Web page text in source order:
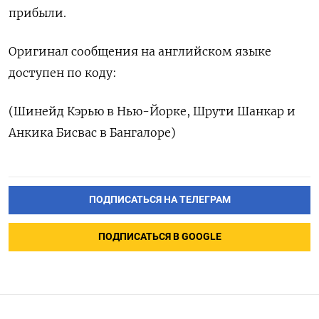
прибыли.
Оригинал сообщения на английском языке
доступен по коду:
(Шинейд Кэрью в Нью-Йорке, Шрути Шанкар и
Анкика Бисвас в Бангалоре)
ПОДПИСАТЬСЯ НА ТЕЛЕГРАМ
ПОДПИСАТЬСЯ В GOOGLE